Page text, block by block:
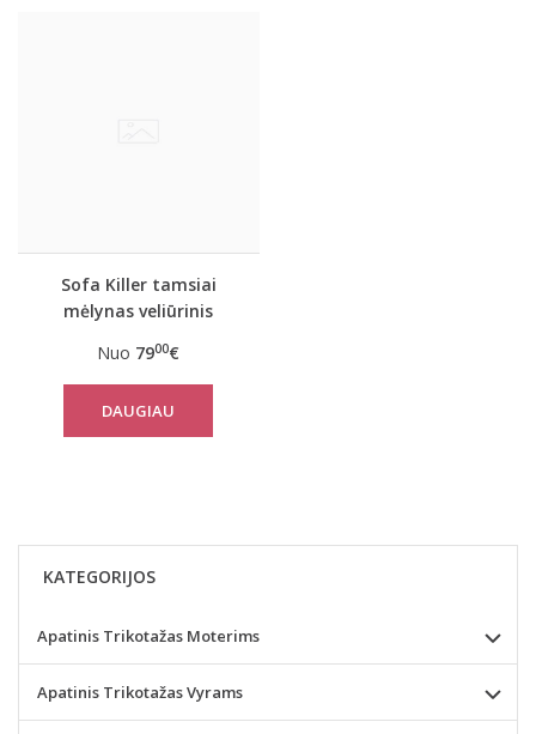
Sofa Killer tamsiai
mėlynas veliūrinis
Nuo 7900€
DAUGIAU
KATEGORIJOS
Apatinis Trikotažas Moterims
Apatinis Trikotažas Vyrams